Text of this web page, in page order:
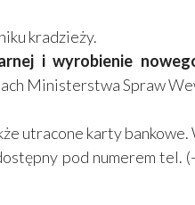
kradzieży.
i wyrobienie
Ministerstwa Spraw
utracone karty
pod numerem tel.